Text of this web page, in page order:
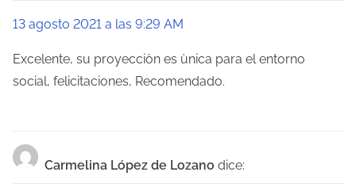
c
i
ó
d
13 agosto 2021 a las 9:29 AM
Excelente, su proyecciòn es ùnica para el entorno
social, felicitaciones, Recomendado.
Carmelina López de Lozano dice: